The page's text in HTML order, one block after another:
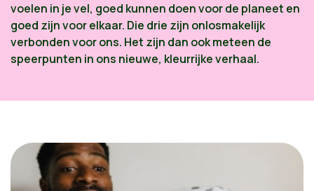
voelen in je vel, goed kunnen doen voor de planeet en
goed zijn voor elkaar. Die drie zijn onlosmakelijk
verbonden voor ons. Het zijn dan ook meteen de
speerpunten in ons nieuwe, kleurrijke verhaal.